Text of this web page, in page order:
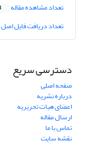
تعداد مشاهده مقاله
تعداد دریافت فایل اصل
دسترسی سریع
صفحه اصلی
درباره نشریه
اعضای هیات تحریریه
ارسال مقاله
تماس با ما
نقشه سایت